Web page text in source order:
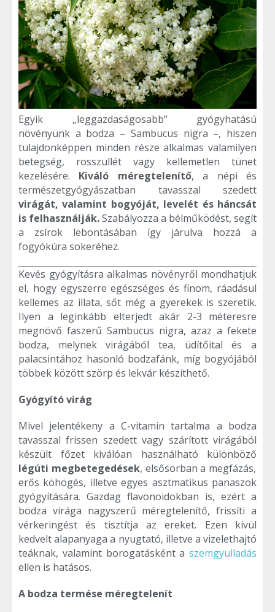
Egyik „leggazdaságosabb” gyógyhatású
növényünk a bodza – Sambucus nigra –, hiszen
tulajdonképpen minden része alkalmas valamilyen
betegség, rosszullét vagy kellemetlen tünet
kezelésére. Kiváló méregtelenítő, a népi és
természetgyógyászatban tavasszal szedett
virágát, valamint bogyóját, levelét és háncsát
is felhasználják.Szabályozza a bélműködést, segít
a zsírok lebontásában így járulva hozzá a
fogyókúra sokeréhez.
Kevés gyógyításra alkalmas növényről mondhatjuk
el, hogy egyszerre egészséges és finom, ráadásul
kellemes az illata, sőt még a gyerekek is szeretik.
Ilyen a leginkább elterjedt akár 2-3 méteresre
megnövő faszerű Sambucus nigra, azaz a fekete
bodza, melynek virágából tea, üdítőital és a
palacsintához hasonló bodzafánk, míg bogyójából
többek között szörp és lekvár készíthető.
Gyógyító virág
Mivel jelentékeny a C-vitamin tartalma a bodza
tavasszal frissen szedett vagy szárított virágából
készült főzet kiválóan használható különböző
légúti megbetegedések, elsősorban a megfázás,
erős köhögés, illetve egyes asztmatikus panaszok
gyógyítására. Gazdag flavonoidokban is, ezért a
bodza virága nagyszerű méregtelenítő, frissíti a
vérkeringést és tisztítja az ereket. Ezen kívül
kedvelt alapanyaga a nyugtató, illetve a vizelethajtó
teáknak, valamint borogatásként a szemgyulladás
ellen is hatásos.
A bodza termése méregtelenít